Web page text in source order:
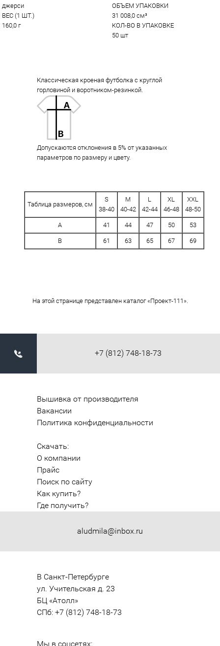
джерси
ВЕС (1 ШТ.)
160,0 г
ОБЪЕМ УПАКОВКИ
31 008,0 см³
КОЛ-ВО В УПАКОВКЕ
50 шт
Классическая кроеная футболка с круглой
горловиной и воротником-резинкой.
Допускаются отклонения в 5% от указанных
параметров по размеру и цвету.
Таблица размеров, см
S
38-40
M
40-42
L
42-44
XL
46-48
XXL
48-50
A 41 44 47 50 53
B 61 63 65 67 69
На этой странице представлен каталог «Проект-111».
+7 (812) 748-18-73
aludmila@inbox.ru
Вышивка от производителя
Вакансии
Политика конфиденциальности
Скачать:
О компании
Прайс
Поиск по сайту
Как купить?
Где получить?
В Санкт-Петербурге
ул. Учительская д. 23
БЦ «Атолл»
СПб: +7 (812) 748-18-73
Мы в соцсетях: